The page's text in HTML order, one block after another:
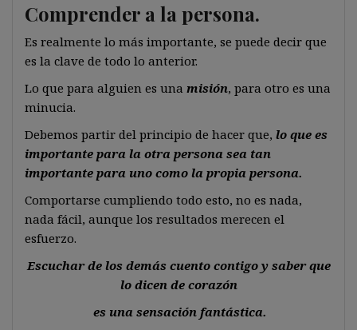
Comprender a la persona.
Es realmente lo más importante, se puede decir que
es la clave de todo lo anterior.
Lo que para alguien es una misión, para otro es una
minucia.
Debemos partir del principio de hacer que, lo que es
importante para la otra persona sea tan
importante para uno como la propia persona.
Comportarse cumpliendo todo esto, no es nada,
nada fácil, aunque los resultados merecen el
esfuerzo.
Escuchar de los demás cuento contigo y saber que
lo dicen de corazón
es una sensación fantástica.